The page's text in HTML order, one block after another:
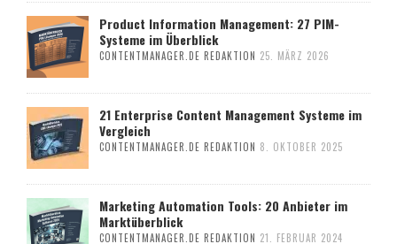
Product Information Management: 27 PIM-
Systeme im Überblick
CONTENTMANAGER.DE REDAKTION 25. MÄRZ 2026
21 Enterprise Content Management Systeme im
Vergleich
CONTENTMANAGER.DE REDAKTION 8. OKTOBER 2025
Marketing Automation Tools: 20 Anbieter im
Marktüberblick
CONTENTMANAGER.DE REDAKTION 21. FEBRUAR 2024